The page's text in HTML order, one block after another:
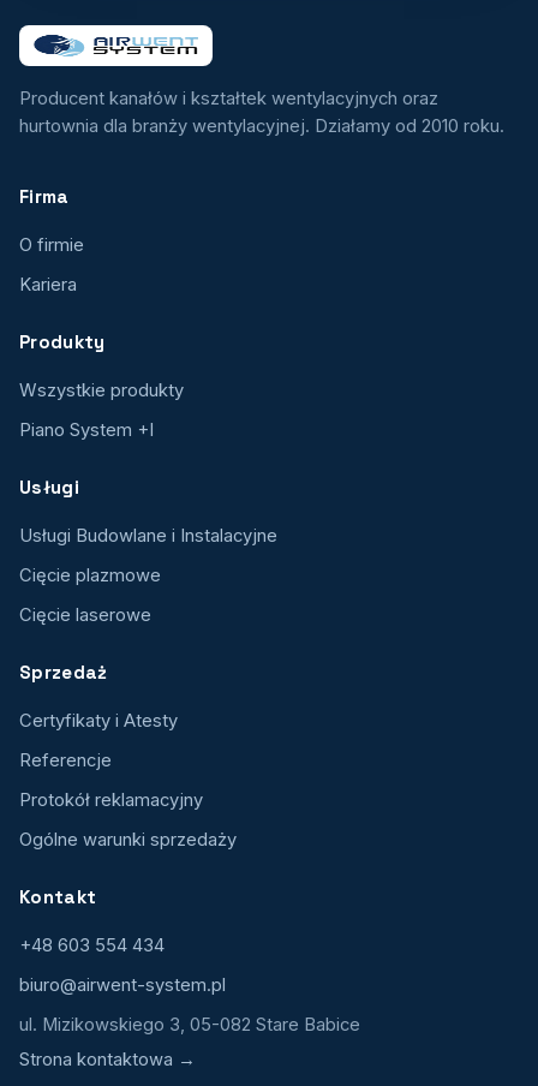
Producent kanałów i kształtek wentylacyjnych oraz
hurtownia dla branży wentylacyjnej. Działamy od 2010 roku.
Firma
O firmie
Kariera
Produkty
Wszystkie produkty
Piano System +I
Usługi
Usługi Budowlane i Instalacyjne
Cięcie plazmowe
Cięcie laserowe
Sprzedaż
Certyfikaty i Atesty
Referencje
Protokół reklamacyjny
Ogólne warunki sprzedaży
Kontakt
+48 603 554 434
biuro@airwent-system.pl
ul. Mizikowskiego 3, 05-082 Stare Babice
Strona kontaktowa →